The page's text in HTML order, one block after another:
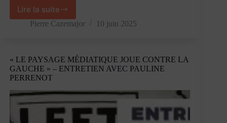
Lire la suite
«
La
éclaire
les
luttes
des
subalternes
dans
Pierre Cazemajor 10 juin 2025
« LE PAYSAGE MÉDIATIQUE JOUE CONTRE LA
GAUCHE » – ENTRETIEN AVEC PAULINE
PERRENOT